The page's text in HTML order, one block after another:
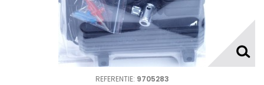
REFERENTIE: 9705283